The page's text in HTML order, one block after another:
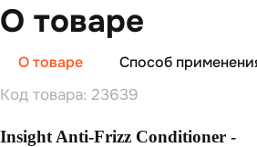
О товаре
О товаре Способ
Код товара: 23639
Insight Anti-Frizz Conditioner -